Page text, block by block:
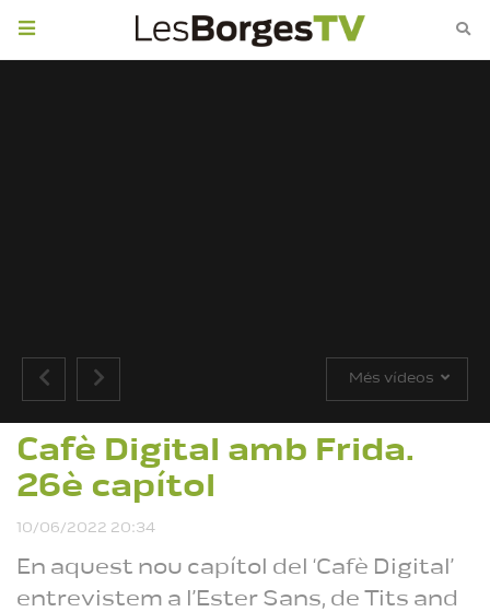
Toggle
Més vídeos
Cafè Digital amb Frida.
26è capítol
10/06/2022 20:34
En aquest nou capítol del ‘Cafè Digital’
entrevistem a l’Ester Sans, de Tits and